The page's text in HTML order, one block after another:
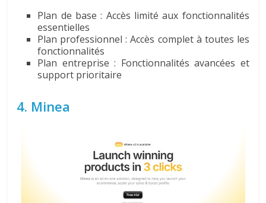
Plan de base : Accès limité aux fonctionnalités
essentielles
Plan professionnel : Accès complet à toutes les
fonctionnalités
Plan entreprise : Fonctionnalités avancées et
support prioritaire
4. Minea